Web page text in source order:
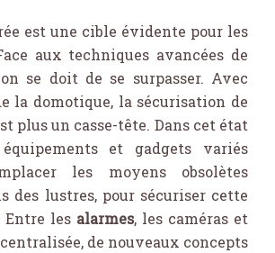
est une cible évidente pour les
aux techniques avancées de
se doit de se surpasser. Avec
la domotique, la sécurisation de
plus un casse-tête. Dans cet état
équipements et gadgets variés
les moyens obsolètes
des lustres, pour sécuriser cette
les alarmes, les caméras et
de nouveaux concepts